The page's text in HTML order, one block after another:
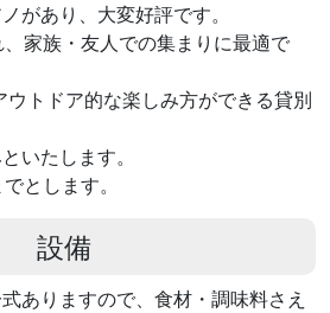
があり、大変好評です。
家族・友人での集まりに最適で
トドア的な楽しみ方ができる貸別
いたします。
とします。
設備
ありますので、食材・調味料さえ